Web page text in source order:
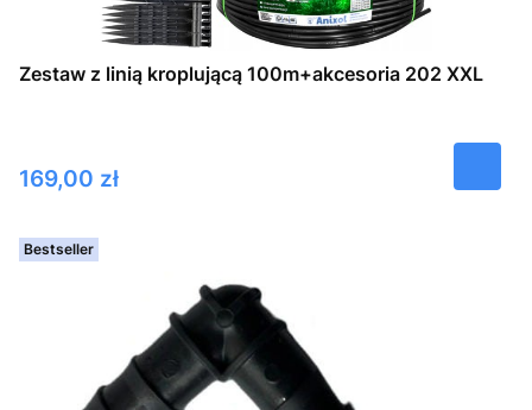
Zestaw z linią kroplującą 100m+akcesoria 202 XXL
Cena
169,00 zł
Bestseller